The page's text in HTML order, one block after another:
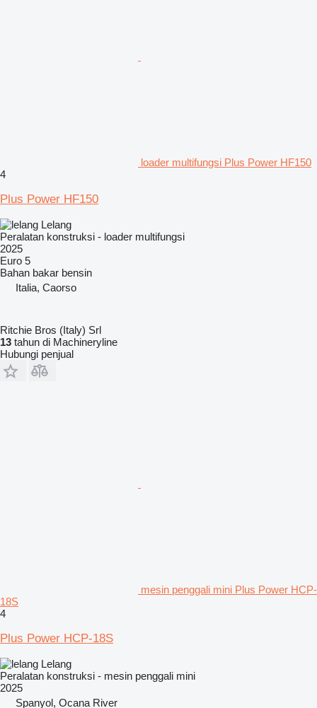
loader multifungsi Plus Power HF150
4
Plus Power HF150
Lelang
Peralatan konstruksi - loader multifungsi
2025
Euro 5
Bahan bakar bensin
Italia, Caorso
Ritchie Bros (Italy) Srl
13 tahun di Machineryline
Hubungi penjual
mesin penggali mini Plus Power HCP-
18S
4
Plus Power HCP-18S
Lelang
Peralatan konstruksi - mesin penggali mini
2025
Spanyol, Ocana River